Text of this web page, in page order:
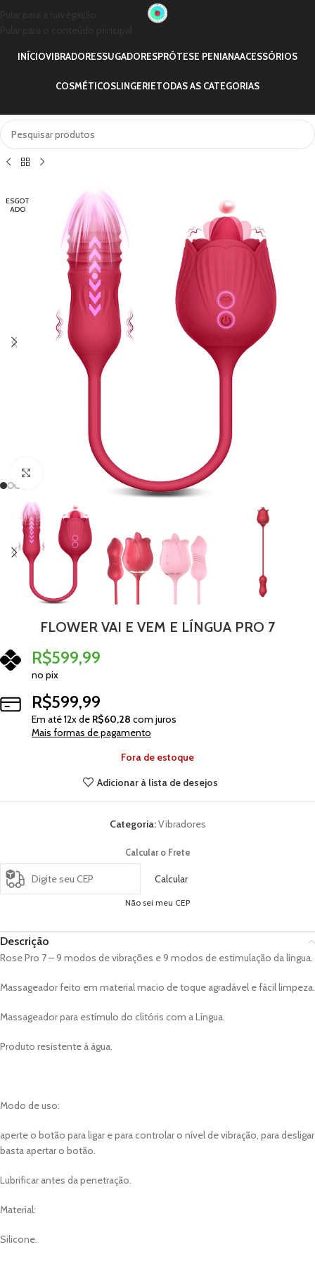
INÍCIOVIBRADORESSUGADORESPRÓTESE PENIANAACESSÓRIOS
COSMÉTICOSLINGERIETODAS AS CATEGORIAS
ESGOT
ADO
Clique para ampliar
FLOWER VAI E VEM E LÍNGUA PRO 7
R$599,99
no pix
R$599,99
Em até12x de R$60,28 com juros
Mais formas de pagamento
Fora de estoque
Adicionar à lista de desejos
Categoria:Vibradores
Calcular o Frete
Calcular
Não sei meu CEP
Descrição
Rose Pro 7 – 9 modos de vibrações e 9 modos de estimulação da língua.
Massageador feito em material macio de toque agradável e fácil limpeza.
Massageador para estímulo do clitóris com a Língua.
Produto resistente à água.
Modo de uso:
aperte o botão para ligar e para controlar o nível de vibração, para desligar
basta apertar o botão.
Lubrificar antes da penetração.
Material:
Silicone.